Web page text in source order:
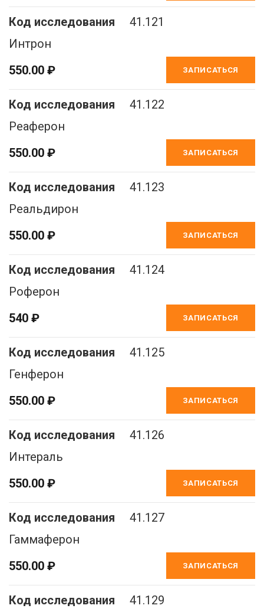
41.121
Интрон
550.00 ₽
ЗАПИСАТЬСЯ
41.122
Реаферон
550.00 ₽
ЗАПИСАТЬСЯ
41.123
Реальдирон
550.00 ₽
ЗАПИСАТЬСЯ
41.124
Роферон
540 ₽
ЗАПИСАТЬСЯ
41.125
Генферон
550.00 ₽
ЗАПИСАТЬСЯ
41.126
Интераль
550.00 ₽
ЗАПИСАТЬСЯ
41.127
Гаммаферон
550.00 ₽
ЗАПИСАТЬСЯ
41.129